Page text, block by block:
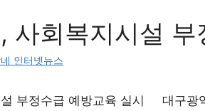
사회복지시설
인터넷뉴스
부정수급 예방교육 실시 대구광